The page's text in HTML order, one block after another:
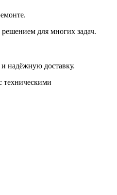
для многих задач.
надёжную доставку.
техническими